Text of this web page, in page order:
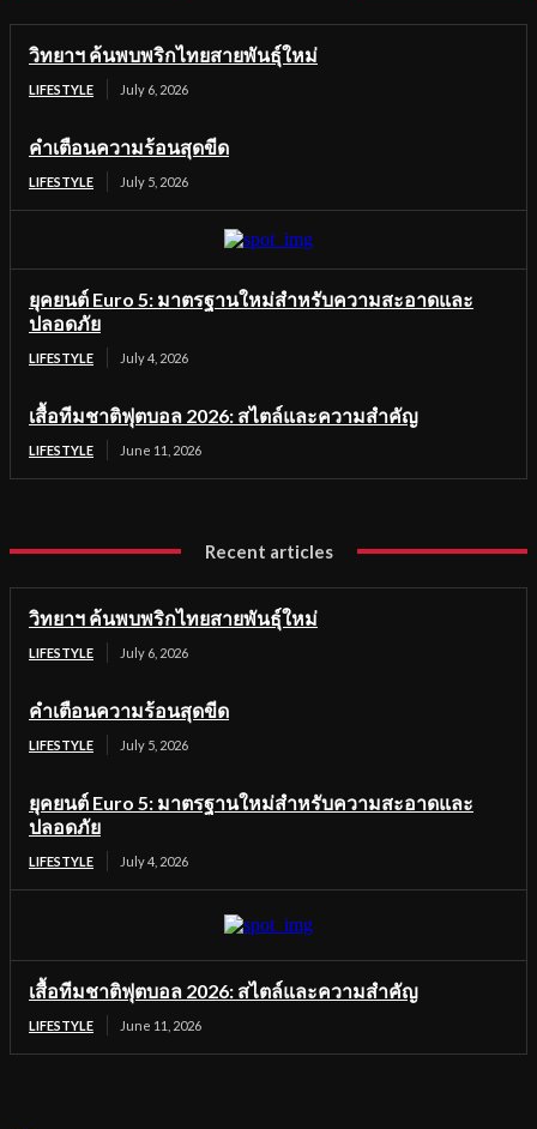
วิทยาฯ ค้นพบพริกไทยสายพันธุ์ใหม่
LIFESTYLE July 6, 2026
คำเตือนความร้อนสุดขีด
LIFESTYLE July 5, 2026
ยุคยนต์ Euro 5: มาตรฐานใหม่สำหรับความสะอาดและ
ปลอดภัย
LIFESTYLE July 4, 2026
เสื้อทีมชาติฟุตบอล 2026: สไตล์และความสำคัญ
LIFESTYLE June 11, 2026
Recent articles
วิทยาฯ ค้นพบพริกไทยสายพันธุ์ใหม่
LIFESTYLE July 6, 2026
คำเตือนความร้อนสุดขีด
LIFESTYLE July 5, 2026
ยุคยนต์ Euro 5: มาตรฐานใหม่สำหรับความสะอาดและ
ปลอดภัย
LIFESTYLE July 4, 2026
เสื้อทีมชาติฟุตบอล 2026: สไตล์และความสำคัญ
LIFESTYLE June 11, 2026